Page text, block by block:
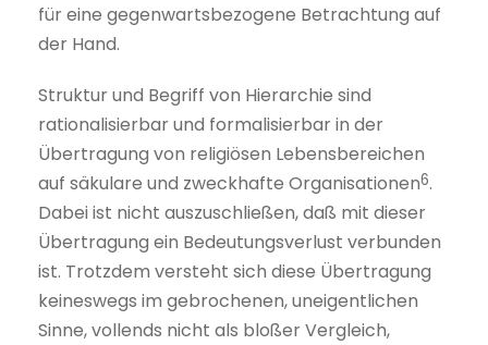
für eine gegenwartsbezogene Betrachtung auf
der Hand.
Struktur und Begriff von Hierarchie sind
rationalisierbar und formalisierbar in der
Übertragung von religiösen Lebensbereichen
auf säkulare und zweckhafte Organisationen6.
Dabei ist nicht auszuschließen, daß mit dieser
Übertragung ein Bedeutungsverlust verbunden
ist. Trotzdem versteht sich diese Übertragung
keineswegs im gebrochenen, uneigentlichen
Sinne, vollends nicht als bloßer Vergleich,